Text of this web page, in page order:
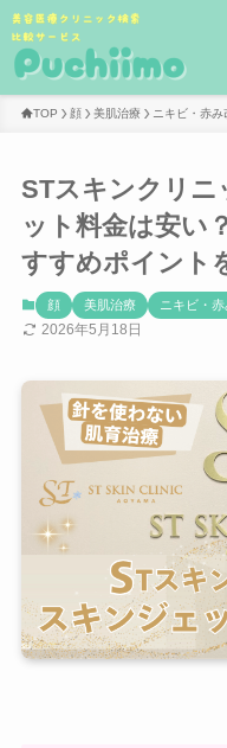
TOP 顔 美肌治療 ニキビ・赤み
STスキンクリニ
ット料金は安い
すすめポイント
顔 美肌治療 ニキビ・
2026年5月18日